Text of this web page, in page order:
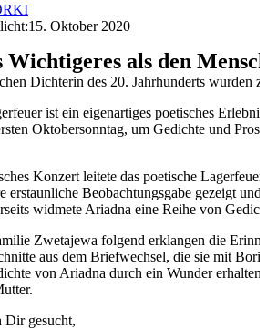
15. Oktober 2020
Wichtigeres als den
Dichterin des 20. Jahrhunderts
ist ein eigenartiges poetisches
Oktobersonntag, um Gedichte und
Konzert leitete das poetische
erstaunliche Beobachtungsgabe gezeigt
widmete Ariadna eine Reihe von
Zwetajewa folgend erklangen die
aus dem Briefwechsel, die sie mit
von Ariadna durch ein Wunder
Dir gesucht,